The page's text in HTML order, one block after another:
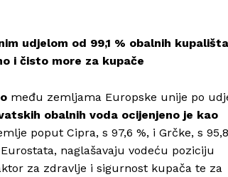
udjelom od 99,1 % obalnih kupališta
i čisto more za kupače
među zemljama Europske unije po
obalnih voda ocijenjeno je kao
poput Cipra, s 97,6 %, i Grčke, s
naglašavaju vodeću poziciju
za zdravlje i sigurnost kupača te za